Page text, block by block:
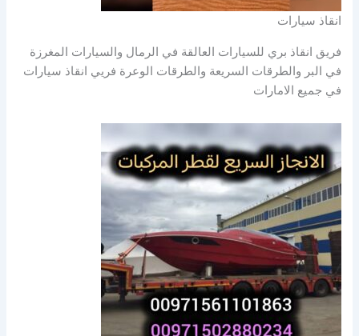
انقاذ سيارات
فريق انقاذ بري للسيارات العالقة في الرمال والسيارات المغرزة
في البر والطرقات السريعة والطرقات الوعرة فريي انقاذ سيارات
في جميع الامارات